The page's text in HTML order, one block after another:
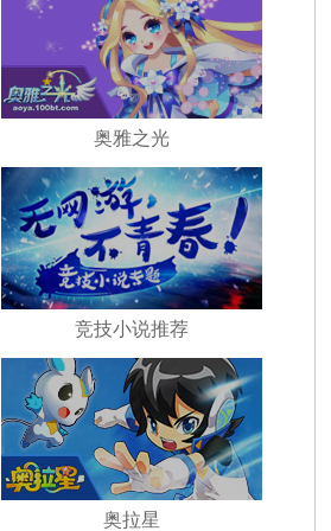
奥雅之光
竞技小说推荐
奥拉星